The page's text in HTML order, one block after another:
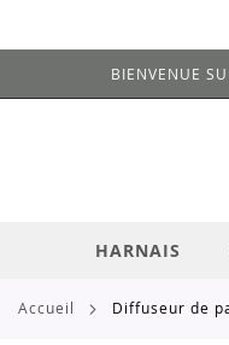
ALLEZ
BIENVENUE#
HARNAIS
accueil diffuseur de